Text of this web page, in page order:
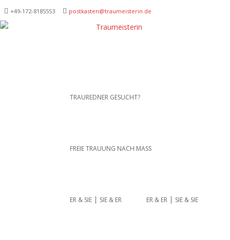
+49-172-­8185553 postkasten@traumeisterin.de
Traurednerein München,
Leidenschaft
SKIP TO CONTENT
TRAUREDNER GESUCHT?
FREIE TRAUUNG NACH MASS
ER & SIE ⎪ SIE & ER ER & ER ⎪ SIE & SIE